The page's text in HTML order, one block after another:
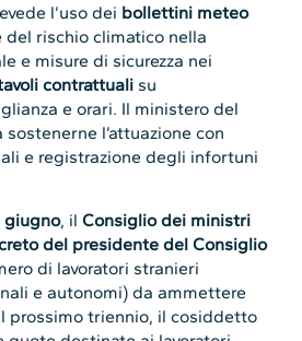
l’uso dei bollettini meteo
del rischio climatico nella
e misure di sicurezza nei
contrattuali su
e orari. Il ministero del
sostenerne l’attuazione con
e registrazione degli infortuni
giugno, ilConsiglio dei ministri
del presidente del Consiglio
di lavoratori stranieri
e autonomi) da ammettere
prossimo triennio, il cosiddetto